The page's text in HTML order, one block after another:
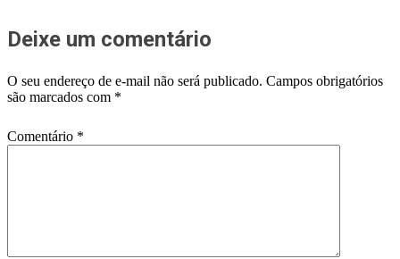
Deixe um comentário
O seu endereço de e-mail não será publicado. Campos obrigatórios
são marcados com *
Comentário *